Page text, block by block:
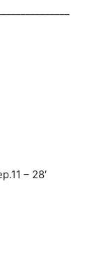
– 28′